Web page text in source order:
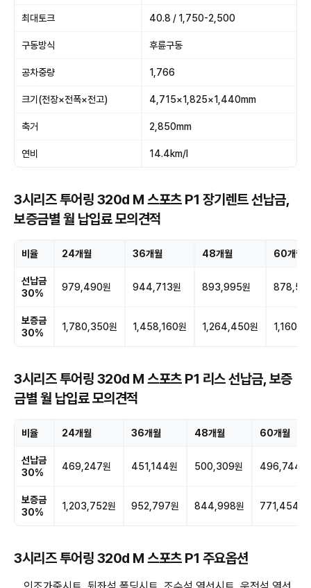
최대토크 40.8 / 1,750-2,500
구동방식 후륜구동
공차중량 1,766
크기(전장×전폭×전고) 4,715×1,825×1,440mm
축거 2,850mm
연비 14.4km/l
3시리즈 투어링 320d M 스포츠 P1 장기렌트 선납금,
보증금별 월 납입료 모의견적
비율 24개월 36개월 48개월 60개월
선납금
30%
979,490원 944,713원 893,995원
보증금
30%
1,780,350원 1,458,160원 1,264,450원
3시리즈 투어링 320d M 스포츠 P1 리스 선납금, 보증
금별 월 납입료 모의견적
비율 24개월 36개월 48개월 60개월
선납금
30%
469,247원 451,144원 500,309원 496,744원
보증금
30%
1,203,752원 952,797원 844,998원 771,454원
3시리즈 투어링 320d M 스포츠 P1 주요옵션